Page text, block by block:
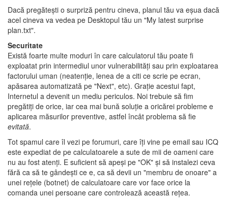
Dacă pregăteşti o surpriză pentru cineva, planul tău va eşua dacă
acel cineva va vedea pe Desktopul tău un "My latest surprise
plan.txt".
Securitate
Există foarte multe moduri în care calculatorul tău poate fi
exploatat prin intermediul unor vulnerabilităţi sau prin exploatarea
factorului uman (neatenţie, lenea de a citi ce scrie pe ecran,
apăsarea automatizată pe "Next", etc). Graţie acestui fapt,
Internetul a devenit un mediu periculos. Noi trebuie să fim
pregătiţi de orice, iar cea mai bună soluţie a oricărei probleme e
aplicarea măsurilor preventive, astfel încât problema să fie
evitată.
Tot spamul care îl vezi pe forumuri, care îţi vine pe email sau ICQ
este expediat de pe calculatoarele a sute de mii de oameni care
nu au fost atenţi. E suficient să apeşi pe "OK" şi să instalezi ceva
fără ca să te gândeşti ce e, ca să devii un "membru de onoare" a
unei reţele (botnet) de calculatoare care vor face orice la
comanda unei persoane care controlează această reţea.